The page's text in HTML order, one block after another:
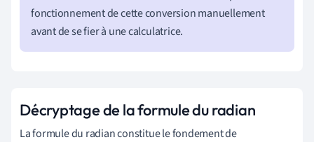
fonctionnement de cette conversion manuellement
avant de se fier à une calculatrice.
Décryptage de la formule du radian
La formule du radian constitue le fondement de